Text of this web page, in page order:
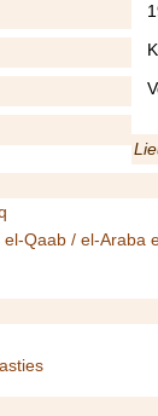
Qaab / el-Araba